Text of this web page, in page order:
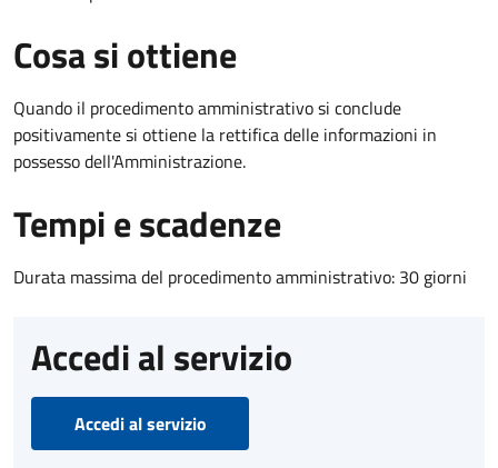
Cosa si ottiene
Quando il procedimento amministrativo si conclude
positivamente si ottiene la rettifica delle informazioni in
possesso dell'Amministrazione.
Tempi e scadenze
Durata massima del procedimento amministrativo: 30 giorni
Accedi al servizio
Accedi al servizio